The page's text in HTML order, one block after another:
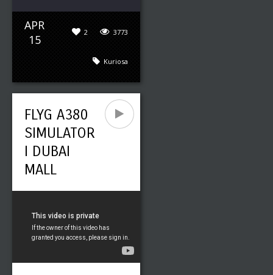
APR
15
3773
2
Kuriosa
FLYG A380
SIMULATOR
I DUBAI
MALL